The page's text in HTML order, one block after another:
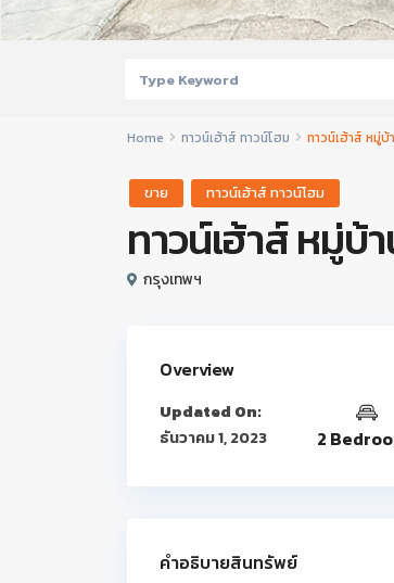
Home ทาวน์เฮ้าส์ ทาวน์โฮม ทาวน์เฮ้าส์ หมู่บ้
ขาย ทาวน์เฮ้าส์ ทาวน์โฮม
ทาวน์เฮ้าส์ หมู่บ้
กรุงเทพฯ
Overview
Updated On:
ธันวาคม 1, 2023
2
คำอธิบายสินทรัพย์